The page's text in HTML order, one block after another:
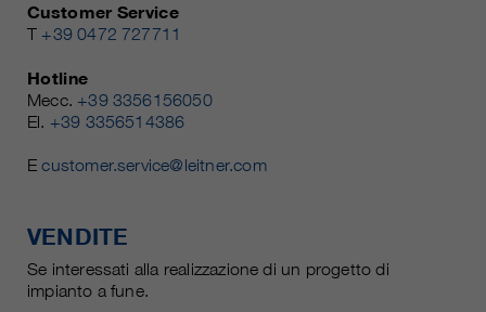
Customer Service
T +39 0472 727711
Hotline
Mecc. +39 3356156050
El. +39 3356514386
Ecustomer.service@leitner.com
VENDITE
Se interessati alla realizzazione di un progetto di
impianto a fune.